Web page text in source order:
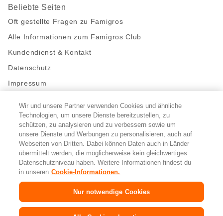
Beliebte Seiten
Oft gestellte Fragen zu Famigros
Alle Informationen zum Famigros Club
Kundendienst & Kontakt
Datenschutz
Impressum
Bleibe mit uns in Kontakt
Facebook
https://twitter.com/migros
https://www.youtube.com/user/
PinterestInstagram
Cookie-Einstellungen
FR IT
Wir und unsere Partner verwenden Cookies und ähnliche
Technologien, um unsere Dienste bereitzustellen, zu
schützen, zu analysieren und zu verbessern sowie um
unsere Dienste und Werbungen zu personalisieren, auch auf
Webseiten von Dritten. Dabei können Daten auch in Länder
übermittelt werden, die möglicherweise kein gleichwertiges
Datenschutzniveau haben. Weitere Informationen findest du
in unseren Cookie-Informationen.
Nur notwendige Cookies